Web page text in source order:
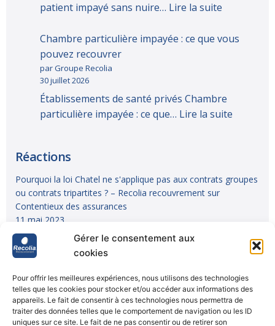
Gérer le consentement aux
cookies
Pour offrir les meilleures expériences, nous utilisons des technologies
telles que les cookies pour stocker et/ou accéder aux informations des
appareils. Le fait de consentir à ces technologies nous permettra de
traiter des données telles que le comportement de navigation ou les ID
uniques sur ce site. Le fait de ne pas consentir ou de retirer son
patient impayé sans nuire… Lire la suite
Chambre particulière impayée : ce que vous
pouvez recouvrer
par Groupe Recolia
30 juillet 2026
Établissements de santé privés Chambre
particulière impayée : ce que… Lire la suite
Réactions
Pourquoi la loi Chatel ne s'applique pas aux contrats groupes
ou contrats tripartites ? – Recolia recouvrement sur
Contentieux des assurances
11 mai 2023
Livre 2 du Code de la Mutualité : Comprendre la gouvernance
mutualiste – Recolia recouvrement
recouvrement de vos impayés
25 avril 2023
Les différents profils de débiteurs : Comprendre pour mieux